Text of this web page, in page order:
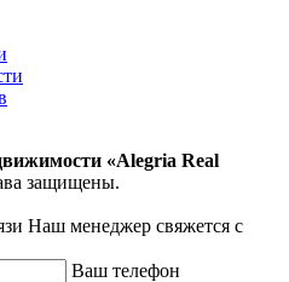
«Alegria Real
защищены.
Наш менеджер свяжется с
Ваш телефон